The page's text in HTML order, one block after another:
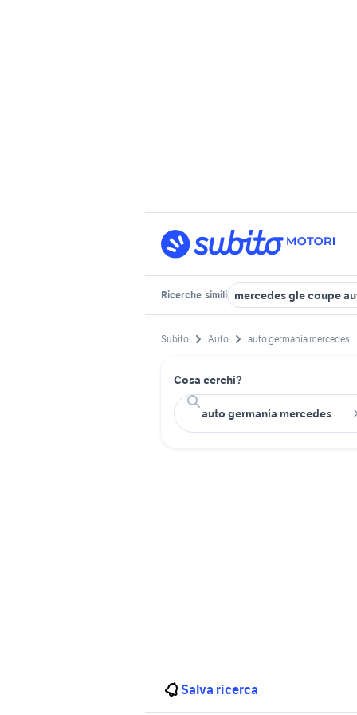
Ricerche simili mercedes gle coupe
Subito Auto auto germania mercedes
Cosa cerchi?
Salva ricerca